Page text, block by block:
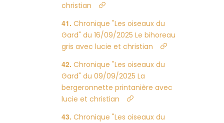
christian
Chronique "Les oiseaux du
Gard" du 16/09/2025 Le bihoreau
gris avec lucie et christian
Chronique "Les oiseaux du
Gard" du 09/09/2025 La
bergeronnette printanière avec
lucie et christian
Chronique "Les oiseaux du